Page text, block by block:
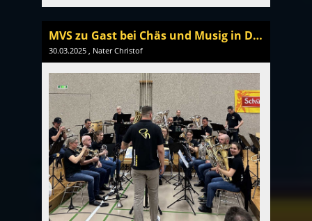
MVS zu Gast bei Chäs und Musig in Dussnang-Oberwangen
30.03.2025 , Nater Christof